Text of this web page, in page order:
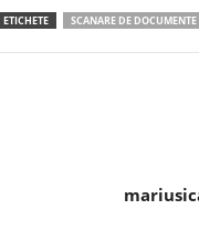
ETICHETE SCANARE DE DOCUMENTE